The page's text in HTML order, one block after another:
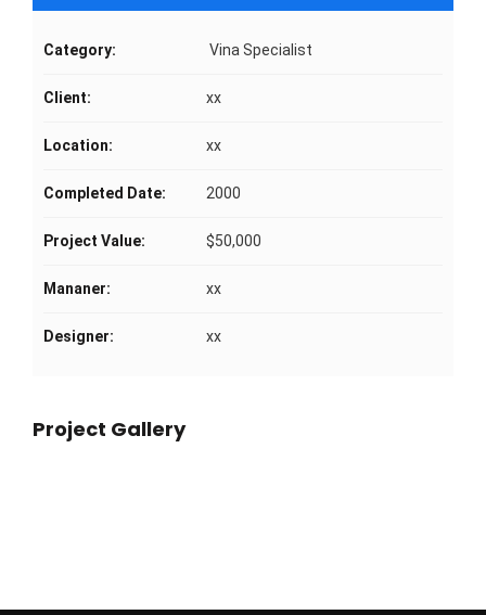
Category: Vina Specialist
Client: xx
Location: xx
Completed Date: 2000
Project Value: $50,000
Mananer: xx
Designer: xx
Project Gallery